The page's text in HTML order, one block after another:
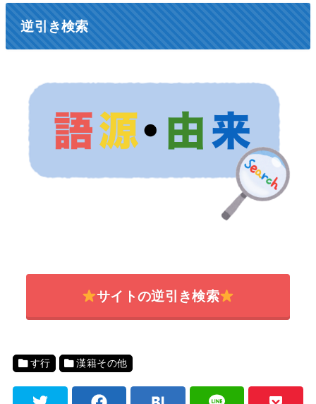
逆引き検索
サイトの逆引き検索
す行 漢籍その他